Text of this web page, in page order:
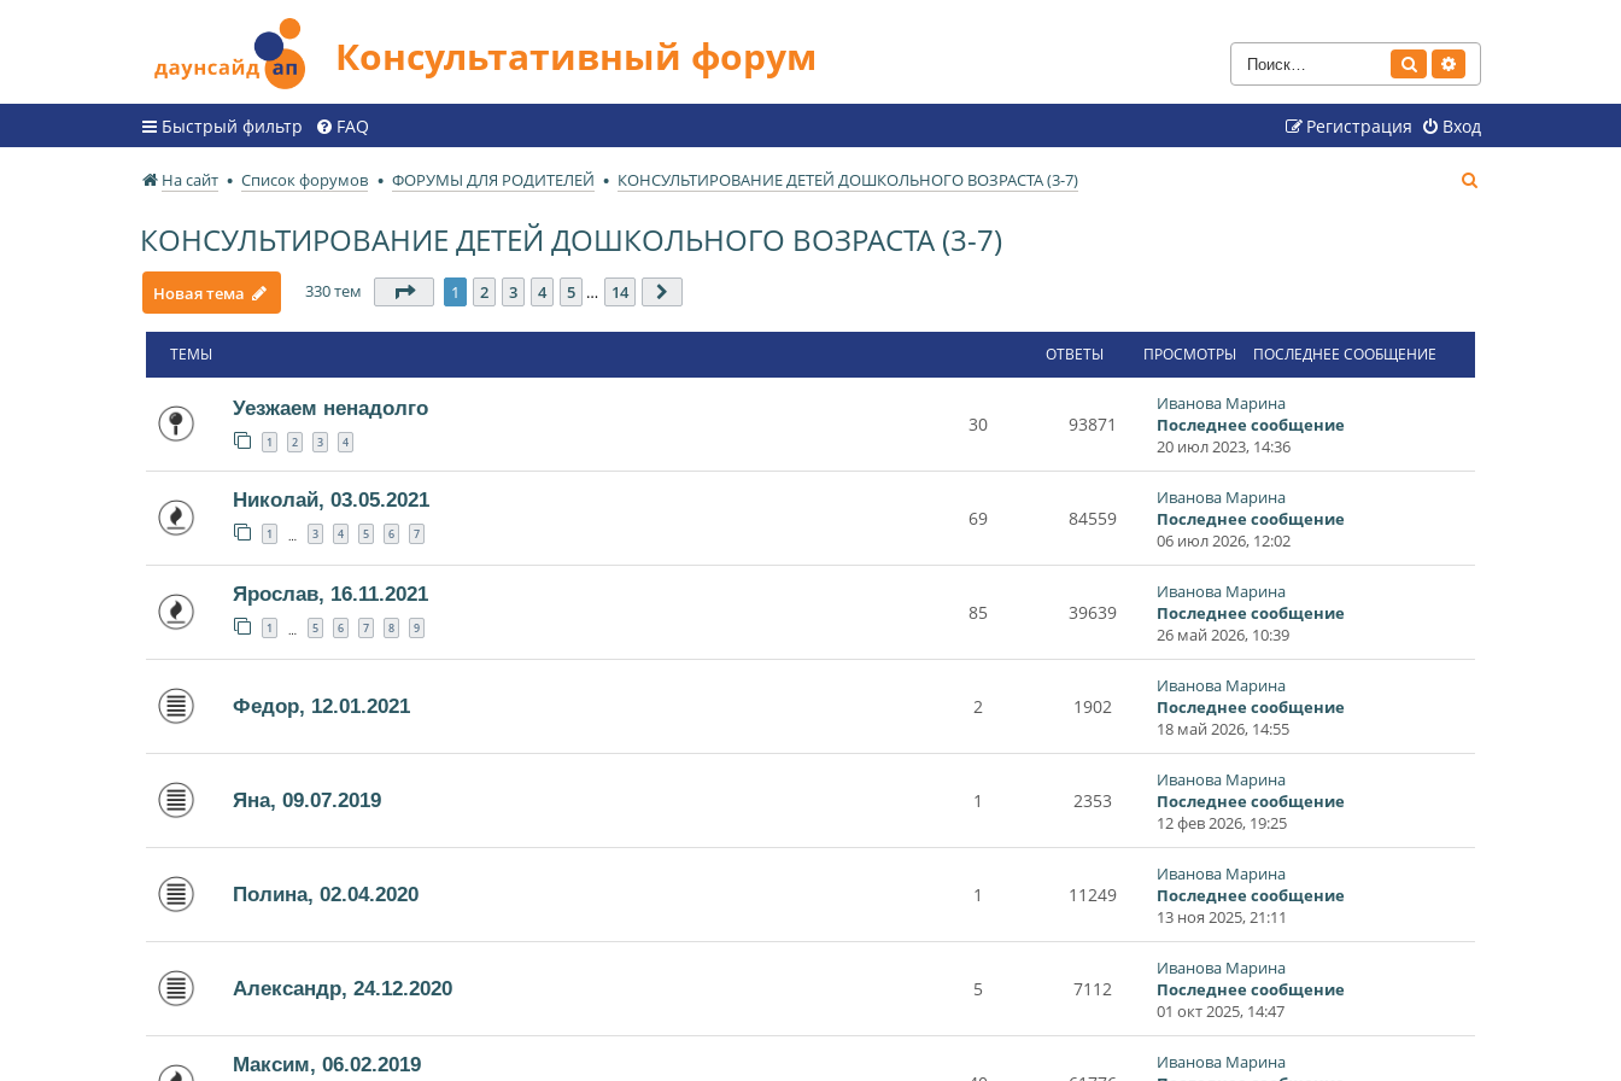
Консультативный форум Поиск
Быстрый фильтр FAQ Вход
Регистрация
На сайт Список форумов ФОРУМЫ ДЛЯ РОДИТЕЛЕЙ КОНСУЛЬТИРОВАНИЕ ДЕТЕЙ ДОШКОЛЬНОГО ВОЗРАСТА (3-7)
КОНСУЛЬТИРОВАНИЕ ДЕТЕЙ ДОШКОЛЬНОГО ВОЗРАСТА (3-7)
Новая тема 330 тем Страница из 14
1 2 3 4 5 … 14
ТЕМЫ ОТВЕТЫ ПРОСМОТРЫ ПОСЛЕДНЕЕ СООБЩЕНИЕ
Уезжаем ненадолго
1 2 3 4
30 93871
Иванова Марина
Последнее сообщение
20 июл 2023, 14:36
Николай, 03.05.2021
1 3 4 5 6 7
69 84559
Иванова Марина
Последнее сообщение
06 июл 2026, 12:02
Ярослав, 16.11.2021
1 5 6 7 8 9
85 39639
Иванова Марина
Последнее сообщение
26 май 2026, 10:39
Федор, 12.01.2021 2 1902
Иванова Марина
Последнее сообщение
18 май 2026, 14:55
Яна, 09.07.2019 1 2353
Иванова Марина
Последнее сообщение
12 фев 2026, 19:25
Полина, 02.04.2020 1 11249
Иванова Марина
Последнее сообщение
13 ноя 2025, 21:11
Александр, 24.12.2020 5 7112
Иванова Марина
Последнее сообщение
01 окт 2025, 14:47
Максим, 06.02.2019
Иванова Марина